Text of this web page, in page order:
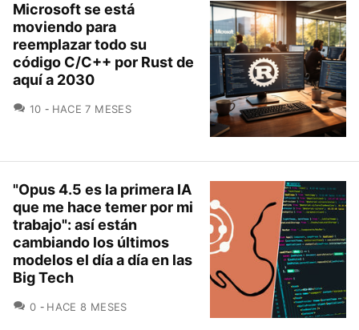
Microsoft se está
moviendo para
reemplazar todo su
código C/C++ por Rust de
aquí a 2030
10 COMENTARIOS
HACE 7 MESES
"Opus 4.5 es la primera IA
que me hace temer por mi
trabajo": así están
cambiando los últimos
modelos el día a día en las
Big Tech
0 COMENTARIOS
HACE 8 MESES